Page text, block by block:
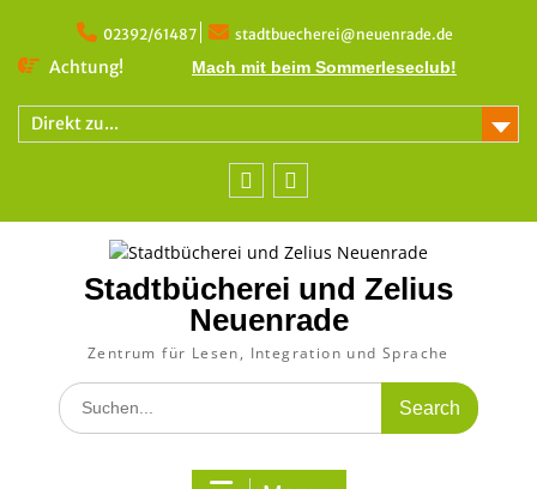
content
02392/61487 stadtbuecherei@neuenrade.de
Achtung! Mach mit beim Sommerleseclub!
Direkt zu...
Stadtbücherei und Zelius
Neuenrade
Zentrum für Lesen, Integration und Sprache
Search
for: